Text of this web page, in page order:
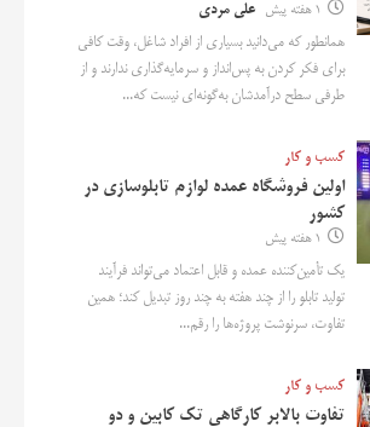
1 هفته پیش علی مردی
همانطور که می‌دانید بسیاری از افراد شاغل، وقت کافی
برای فکر کردن به پس‌انداز و سرمایه‌گذاری ندارند و از
طرفی سطح درآمدشان به‌گونه‌ای نیست که...
کسب و کار
اولین فروشگاه عمده لوازم تابلوسازی در
کشور
1 هفته پیش
یک تأمین‌کننده عمده و قابل اعتماد می‌تواند فرآیند
تولید تابلو را از چند هفته به چند روز تبدیل کند؛ همین
تفاوت، سرنوشت پروژه‌ها را رقم...
کسب و کار
تفاوت بالابر کارگاهی تک کابین و دو